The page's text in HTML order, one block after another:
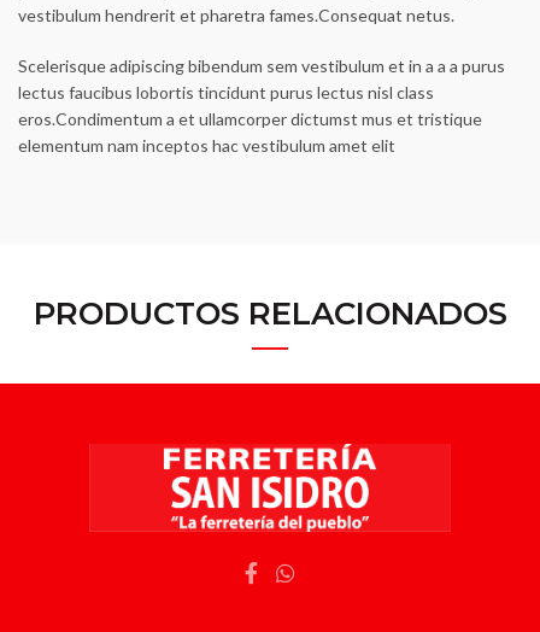
vestibulum hendrerit et pharetra fames.Consequat netus.
Scelerisque adipiscing bibendum sem vestibulum et in a a a purus
lectus faucibus lobortis tincidunt purus lectus nisl class
eros.Condimentum a et ullamcorper dictumst mus et tristique
elementum nam inceptos hac vestibulum amet elit
PRODUCTOS RELACIONADOS